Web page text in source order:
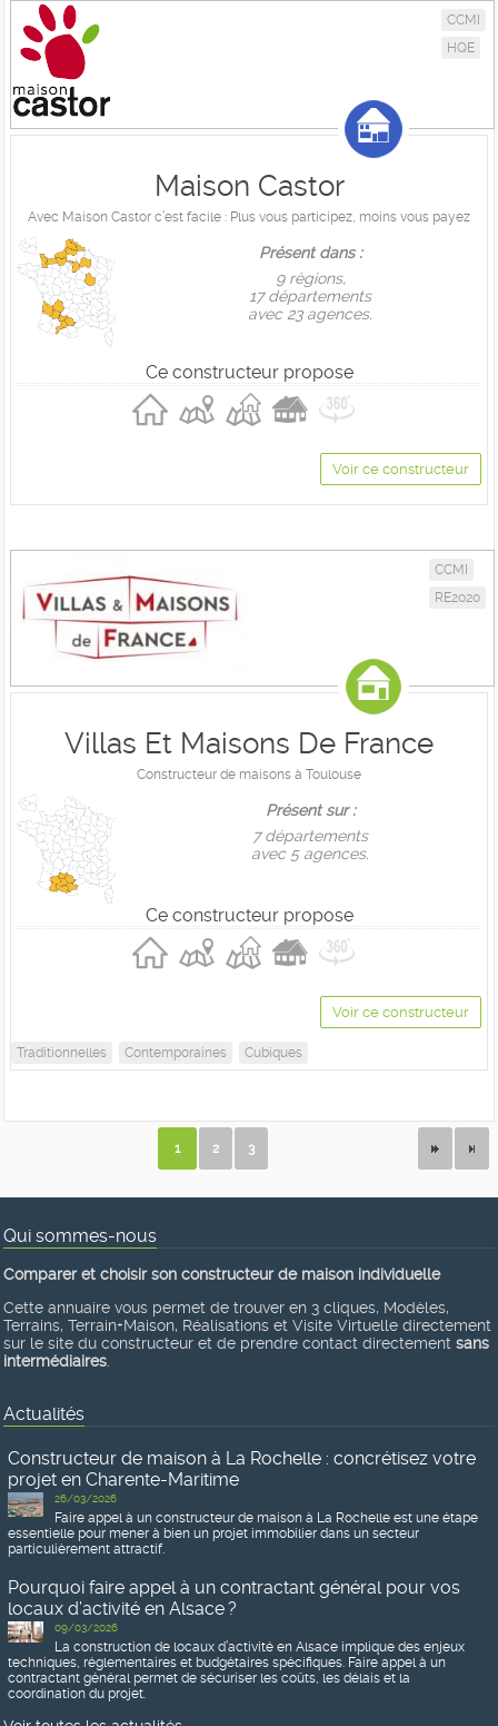
CCMI
HQE
Maison Castor
Avec Maison Castor c’est facile : Plus vous participez, moins vous payez
Présent dans :
9 règions,
17 départements
avec 23 agences.
Ce constructeur propose
Voir ce constructeur
CCMI
RE2020
Villas Et Maisons De France
Constructeur de maisons à Toulouse
Présent sur :
7 départements
avec 5 agences.
Ce constructeur propose
Voir ce constructeur
Traditionnelles Contemporaines Cubiques
1 2 3
Qui sommes-nous
Comparer et choisir son constructeur de maison individuelle
Cette annuaire vous permet de trouver en 3 cliques, Modèles,
Terrains, Terrain+Maison, Réalisations et Visite Virtuelle directement
sur le site du constructeur et de prendre contact directement sans
intermédiaires
Actualités
Constructeur de maison à La Rochelle : concrétisez votre
projet en Charente-Maritime
26/03/2026
Faire appel à un constructeur de maison à La Rochelle est une étape
essentielle pour mener à bien un projet immobilier dans un secteur
particulièrement attractif.
Pourquoi faire appel à un contractant général pour vos
locaux d’activité en Alsace ?
09/03/2026
La construction de locaux d’activité en Alsace implique des enjeux
techniques, réglementaires et budgétaires spécifiques. Faire appel à un
contractant général permet de sécuriser les coûts, les délais et la
coordination du projet.